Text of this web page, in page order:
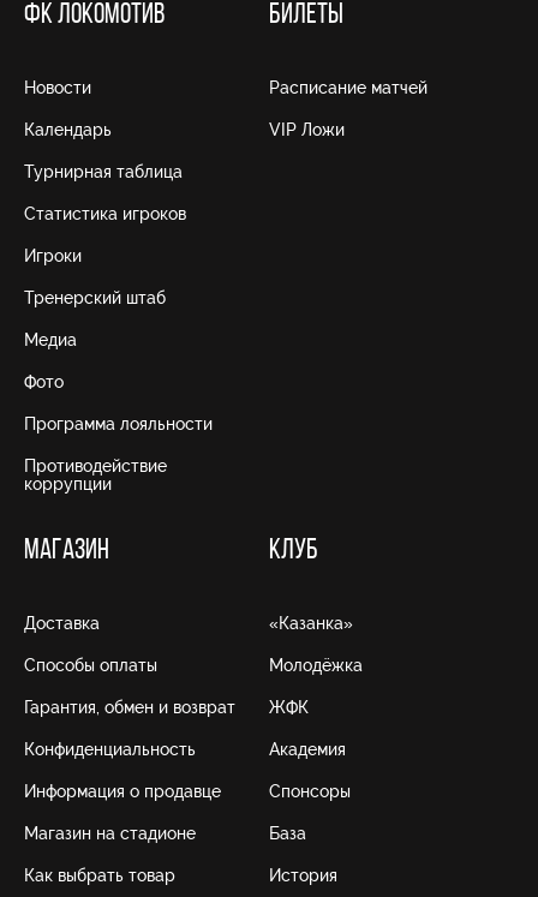
ФК ЛОКОМОТИВ
Новости
Календарь
Турнирная таблица
Статистика игроков
Игроки
Тренерский штаб
Медиа
Фото
Программа лояльности
Противодействие
коррупции
БИЛЕТЫ
Расписание матчей
VIP Ложи
МАГАЗИН
Доставка
Способы оплаты
Гарантия, обмен и возврат
Конфиденциальность
Информация о продавце
Магазин на стадионе
Как выбрать товар
КЛУБ
«Казанка»
Молодёжка
ЖФК
Академия
Спонсоры
База
История